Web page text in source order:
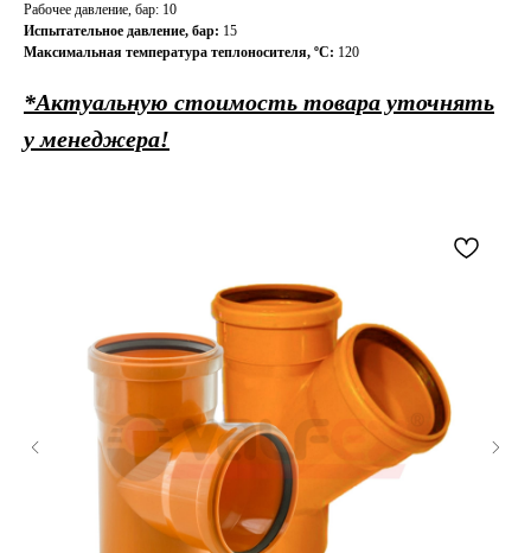
Рабочее давление, бар: 10
Испытательное давление, бар: 15
Максимальная температура теплоносителя, ºС: 120
*Актуальную стоимость товара уточнять
у менеджера!